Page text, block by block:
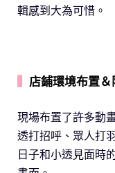
輯感到大為可惜。
店鋪環境布置
現場布置了許多動
透打招呼、眾人打
日子和小透見面時